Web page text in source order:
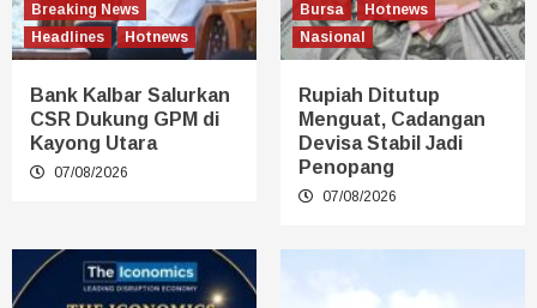
Breaking News
Headlines
Hotnews
Bank Kalbar Salurkan
CSR Dukung GPM di
Kayong Utara
07/08/2026
Bursa
Hotnews
Nasional
Rupiah Ditutup
Menguat, Cadangan
Devisa Stabil Jadi
Penopang
07/08/2026